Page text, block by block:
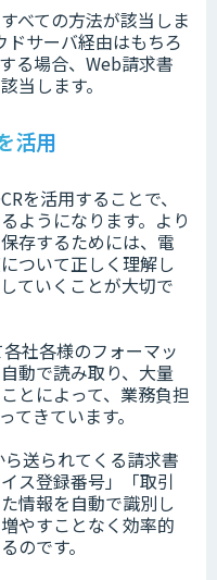
べての方法が該当しま
ドサーバ経由はもちろ
る場合、Web請求書
当します。
活用
を活用することで、
ようになります。より
存するためには、電
ついて正しく理解し
ていくことが大切で
社各様のフォーマッ
動で読み取り、大量
とによって、業務負担
てきています。
送られてくる請求書
ス登録番号」「取引
情報を自動で識別し
やすことなく効率的
のです。